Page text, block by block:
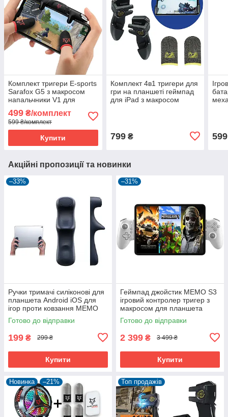
Комплект тригери E-sports
Sarafox G5 з макросом
напальчники V1 для
cod ios android
499 ₴/комплект
599 ₴/комплект
Купити
Комплект 4в1 тригери для
гри на планшеті геймпад
для iPad з макросом
799₴ 599
Акційні пропозиції та новинки
–33%
Ручки тримачі силіконові для
планшета Android iOS для
ігор проти ковзання MEMO
PB01
Готово до відправки
199 ₴ 299 ₴
Купити
–31%
Геймпад джойстик MEMO S3
ігровий контролер тригер з
макросом для планшета
Android iOs iPhone
Готово до відправки
2 399 ₴ 3 499 ₴
Купити
Новинка –21% Топ продажів